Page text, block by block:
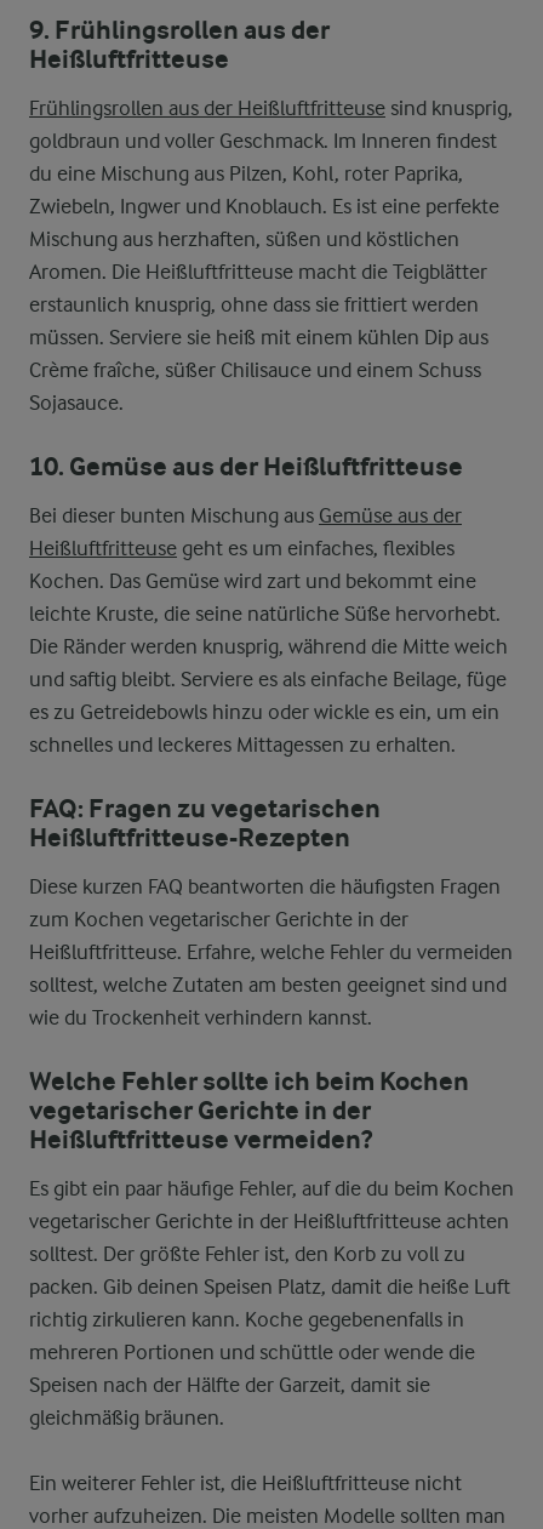
9. Frühlingsrollen aus der
Heißluftfritteuse
Frühlingsrollen aus der Heißluftfritteuse sind knusprig,
goldbraun und voller Geschmack. Im Inneren findest
du eine Mischung aus Pilzen, Kohl, roter Paprika,
Zwiebeln, Ingwer und Knoblauch. Es ist eine perfekte
Mischung aus herzhaften, süßen und köstlichen
Aromen. Die Heißluftfritteuse macht die Teigblätter
erstaunlich knusprig, ohne dass sie frittiert werden
müssen. Serviere sie heiß mit einem kühlen Dip aus
Crème fraîche, süßer Chilisauce und einem Schuss
Sojasauce.
10. Gemüse aus der Heißluftfritteuse
Bei dieser bunten Mischung aus Gemüse aus der
Heißluftfritteuse geht es um einfaches, flexibles
Kochen. Das Gemüse wird zart und bekommt eine
leichte Kruste, die seine natürliche Süße hervorhebt.
Die Ränder werden knusprig, während die Mitte weich
und saftig bleibt. Serviere es als einfache Beilage, füge
es zu Getreidebowls hinzu oder wickle es ein, um ein
schnelles und leckeres Mittagessen zu erhalten.
FAQ: Fragen zu vegetarischen
Heißluftfritteuse-Rezepten
Diese kurzen FAQ beantworten die häufigsten Fragen
zum Kochen vegetarischer Gerichte in der
Heißluftfritteuse. Erfahre, welche Fehler du vermeiden
solltest, welche Zutaten am besten geeignet sind und
wie du Trockenheit verhindern kannst.
Welche Fehler sollte ich beim Kochen
vegetarischer Gerichte in der
Heißluftfritteuse vermeiden?
Es gibt ein paar häufige Fehler, auf die du beim Kochen
vegetarischer Gerichte in der Heißluftfritteuse achten
solltest. Der größte Fehler ist, den Korb zu voll zu
packen. Gib deinen Speisen Platz, damit die heiße Luft
richtig zirkulieren kann. Koche gegebenenfalls in
mehreren Portionen und schüttle oder wende die
Speisen nach der Hälfte der Garzeit, damit sie
gleichmäßig bräunen.
Ein weiterer Fehler ist, die Heißluftfritteuse nicht
vorher aufzuheizen. Die meisten Modelle sollten man